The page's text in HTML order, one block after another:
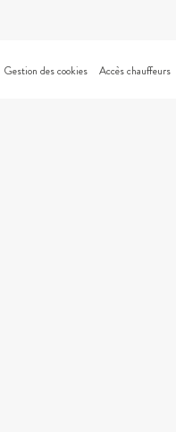
Gestion des cookies Accès chauffeurs